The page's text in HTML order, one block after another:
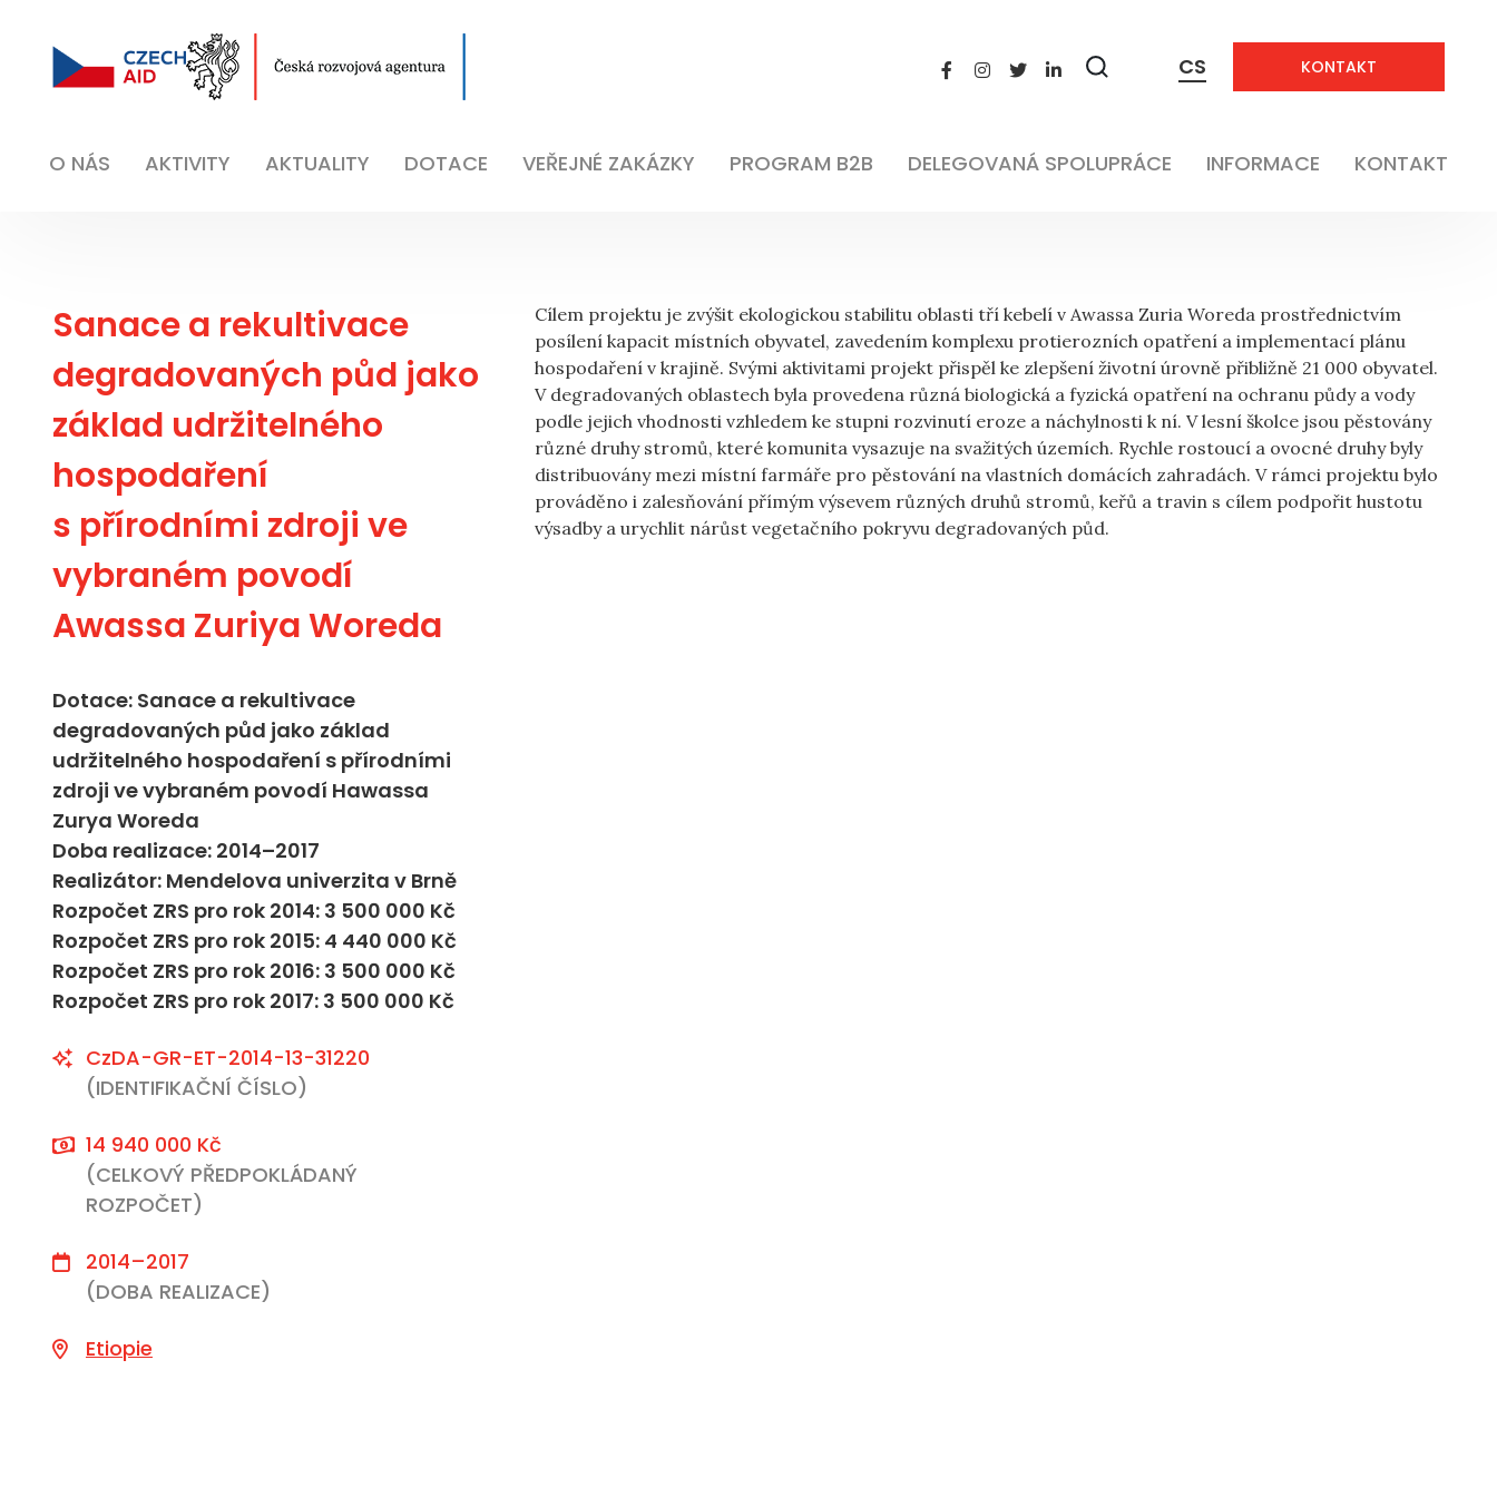
Zobrazit
CS KONTAKT
O NÁS AKTIVITY AKTUALITY DOTACE VEŘEJNÉ ZAKÁZKY PROGRAM B2B DELEGOVANÁ SPOLUPRÁCE INFORMACE KONTAKT
Zemědělství
Sanace a rekultivace
degradovaných půd jako
základ udržitelného
hospodaření
s přírodními zdroji ve
vybraném povodí
Awassa Zuriya Woreda
Dotace: Sanace a rekultivace
degradovaných půd jako základ
udržitelného hospodaření s přírodními
zdroji ve vybraném povodí Hawassa
Zurya Woreda
Doba realizace: 2014–2017
Realizátor: Mendelova univerzita v Brně
Rozpočet ZRS pro rok 2014: 3 500 000 Kč
Rozpočet ZRS pro rok 2015: 4 440 000 Kč
Rozpočet ZRS pro rok 2016: 3 500 000 Kč
Rozpočet ZRS pro rok 2017: 3 500 000 Kč
CzDA-GR-ET-2014-13-31220
(IDENTIFIKAČNÍ ČÍSLO)
14 940 000 Kč
(CELKOVÝ PŘEDPOKLÁDANÝ
ROZPOČET)
2014–2017
(DOBA REALIZACE)
Etiopie
Cílem projektu je zvýšit ekologickou stabilitu oblasti tří kebelí v Awassa Zuria Woreda prostřednictvím
posílení kapacit místních obyvatel, zavedením komplexu protierozních opatření a implementací plánu
hospodaření v krajině. Svými aktivitami projekt přispěl ke zlepšení životní úrovně přibližně 21 000 obyvatel.
V degradovaných oblastech byla provedena různá biologická a fyzická opatření na ochranu půdy a vody
podle jejich vhodnosti vzhledem ke stupni rozvinutí eroze a náchylnosti k ní. V lesní školce jsou pěstovány
různé druhy stromů, které komunita vysazuje na svažitých územích. Rychle rostoucí a ovocné druhy byly
distribuovány mezi místní farmáře pro pěstování na vlastních domácích zahradách. V rámci projektu bylo
prováděno i zalesňování přímým výsevem různých druhů stromů, keřů a travin s cílem podpořit hustotu
výsadby a urychlit nárůst vegetačního pokryvu degradovaných půd.